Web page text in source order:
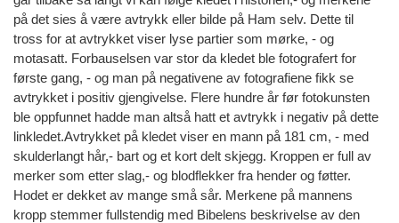
på det sies å være avtrykk eller bilde på Ham selv. Dette til
tross for at avtrykket viser lyse partier som mørke, - og
motasatt. Forbauselsen var stor da kledet ble fotografert for
første gang, - og man på negativene av fotografiene fikk se
avtrykket i positiv gjengivelse. Flere hundre år før fotokunsten
ble oppfunnet hadde man altså hatt et avtrykk i negativ på dette
linkledet.Avtrykket på kledet viser en mann på 181 cm, - med
skulderlangt hår,- bart og et kort delt skjegg. Kroppen er full av
merker som etter slag,- og blodflekker fra hender og føtter.
Hodet er dekket av mange små sår. Merkene på mannens
kropp stemmer fullstendig med Bibelens beskrivelse av den